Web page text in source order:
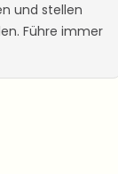
und stellen
Führe immer